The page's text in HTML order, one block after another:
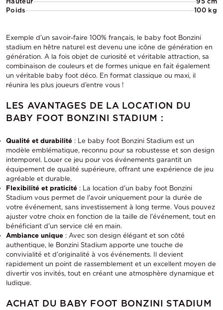
Poids
100 kg
Exemple d’un savoir-faire 100% français, le baby foot Bonzini
stadium en hêtre naturel est devenu une icône de génération en
génération. A la fois objet de curiosité et véritable attraction, sa
combinaison de couleurs et de formes unique en fait également
un véritable baby foot déco. En format classique ou maxi, il
réunira les plus joueurs d’entre vous !
LES AVANTAGES DE LA LOCATION DU
BABY FOOT BONZINI STADIUM :
Qualité et durabilité : Le baby foot Bonzini Stadium est un
modèle emblématique, reconnu pour sa robustesse et son design
intemporel. Louer ce jeu pour vos événements garantit un
équipement de qualité supérieure, offrant une expérience de jeu
agréable et durable.
Flexibilité et praticité : La location d'un baby foot Bonzini
Stadium vous permet de l'avoir uniquement pour la durée de
votre événement, sans investissement à long terme. Vous pouvez
ajuster votre choix en fonction de la taille de l'événement, tout en
bénéficiant d'un service clé en main.
Ambiance unique : Avec son design élégant et son côté
authentique, le Bonzini Stadium apporte une touche de
convivialité et d'originalité à vos événements. Il devient
rapidement un point de rassemblement et un excellent moyen de
divertir vos invités, tout en créant une atmosphère dynamique et
ludique.
ACHAT DU BABY FOOT BONZINI STADIUM